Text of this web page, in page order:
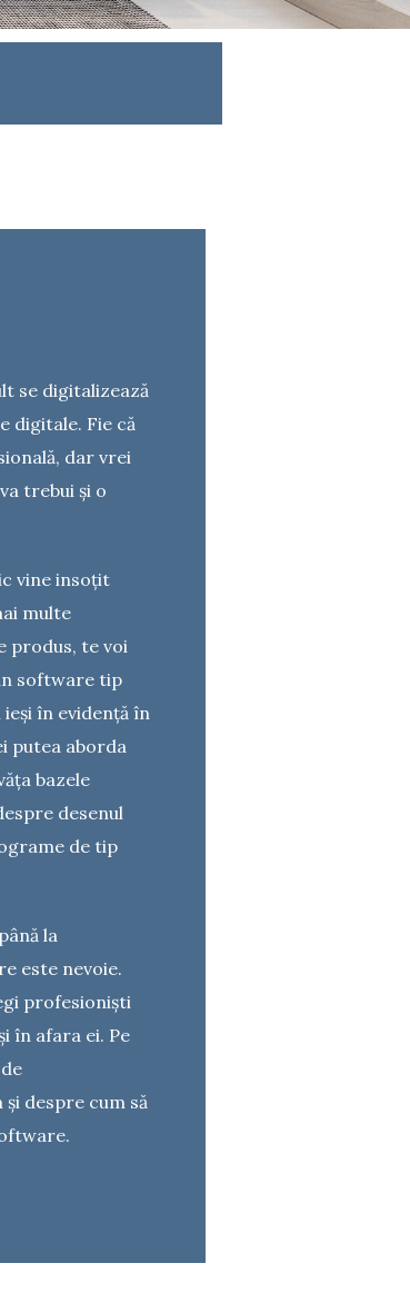
se digitalizează
digitale. Fie că
dar vrei
trebui și o
vine insoțit
multe
produs, te voi
software tip
ieși în evidență în
putea aborda
bazele
desenul
de tip
la
este nevoie.
profesioniști
în afara ei. Pe
despre cum să